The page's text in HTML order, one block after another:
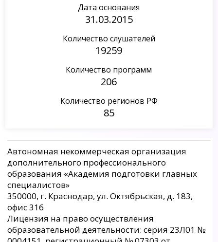
Дата основания
31.03.2015
Количество слушателей
19259
Количество программ
206
Количество регионов РФ
85
Автономная некоммерческая организация
дополнительного профессионального
образования «Академия подготовки главных
специалистов»
350000, г. Краснодар, ул. Октябрьская, д. 183,
офис 316
Лицензия на право осуществления
образовательной деятельности: серия 23Л01 №